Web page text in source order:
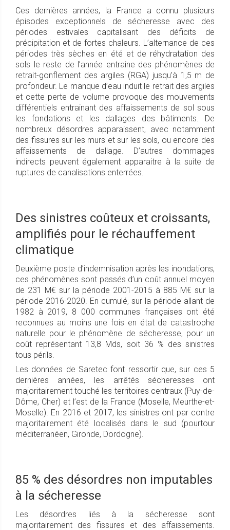
Ces dernières années, la France a connu plusieurs
épisodes exceptionnels de sécheresse avec des
périodes estivales capitalisant des déficits de
précipitation et de fortes chaleurs. L’alternance de ces
périodes très sèches en été et de réhydratation des
sols le reste de l’année entraine des phénomènes de
retrait-gonflement des argiles (RGA) jusqu’à 1,5 m de
profondeur. Le manque d’eau induit le retrait des argiles
et cette perte de volume provoque des mouvements
différentiels entrainant des affaissements de sol sous
les fondations et les dallages des bâtiments. De
nombreux désordres apparaissent, avec notamment
des fissures sur les murs et sur les sols, ou encore des
affaissements de dallage. D’autres dommages
indirects peuvent également apparaitre à la suite de
ruptures de canalisations enterrées.
Des sinistres coûteux et croissants,
amplifiés pour le réchauffement
climatique
Deuxième poste d’indemnisation après les inondations,
ces phénomènes sont passés d’un coût annuel moyen
de 231 M€ sur la période 2001-2015 à 885 M€ sur la
période 2016-2020. En cumulé, sur la période allant de
1982 à 2019, 8 000 communes françaises ont été
reconnues au moins une fois en état de catastrophe
naturelle pour le phénomène de sécheresse, pour un
coût représentant 13,8 Mds, soit 36 % des sinistres
tous périls.
Les données de Saretec font ressortir que, sur ces 5
dernières années, les arrêtés sécheresses ont
majoritairement touché les territoires centraux (Puy-de-
Dôme, Cher) et l’est de la France (Moselle, Meurthe-et-
Moselle). En 2016 et 2017, les sinistres ont par contre
majoritairement été localisés dans le sud (pourtour
méditerranéen, Gironde, Dordogne).
85 % des désordres non imputables
à la sécheresse
Les désordres liés à la sécheresse sont
majoritairement des fissures et des affaissements.